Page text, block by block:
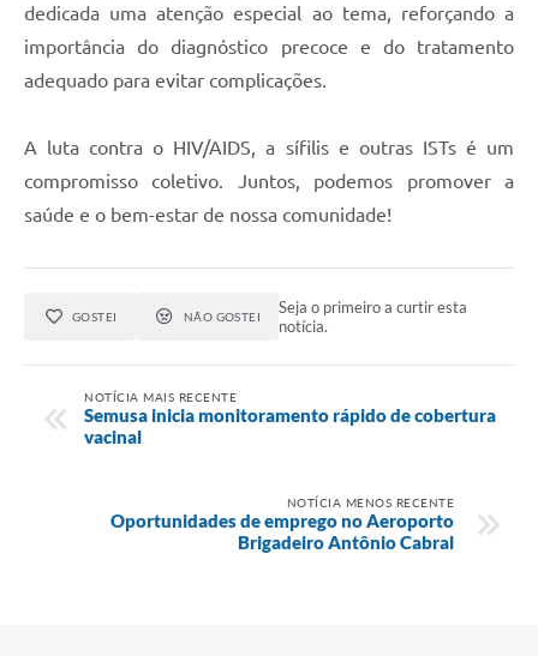
dedicada uma atenção especial ao tema, reforçando a
importância do diagnóstico precoce e do tratamento
adequado para evitar complicações.
A luta contra o HIV/AIDS, a sífilis e outras ISTs é um
compromisso coletivo. Juntos, podemos promover a
saúde e o bem-estar de nossa comunidade!
GOSTEI NÃO GOSTEI
Seja o primeiro a curtir esta
notícia.
NOTÍCIA MAIS RECENTE
Semusa inicia monitoramento rápido de cobertura
vacinal
NOTÍCIA MENOS RECENTE
Oportunidades de emprego no Aeroporto
Brigadeiro Antônio Cabral